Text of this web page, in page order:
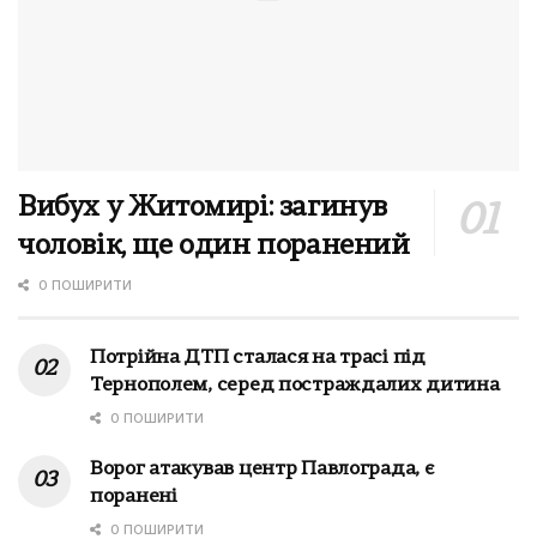
Вибух у Житомирі: загинув
чоловік, ще один поранений
0 ПОШИРИТИ
Потрійна ДТП сталася на трасі під
Тернополем, серед постраждалих дитина
0 ПОШИРИТИ
Ворог атакував центр Павлограда, є
поранені
0 ПОШИРИТИ